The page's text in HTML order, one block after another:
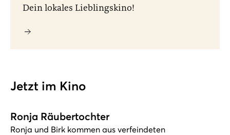
Dein lokales Lieblingskino!
Jetzt im Kino
Ronja Räubertochter
Ronja und Birk kommen aus verfeindeten